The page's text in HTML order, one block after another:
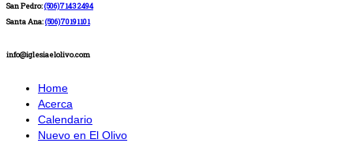
San Pedro:(506)71432494
Santa Ana:(506)70191101
info@iglesiaelolivo.com
Home
Acerca
Calendario
Nuevo en El Olivo